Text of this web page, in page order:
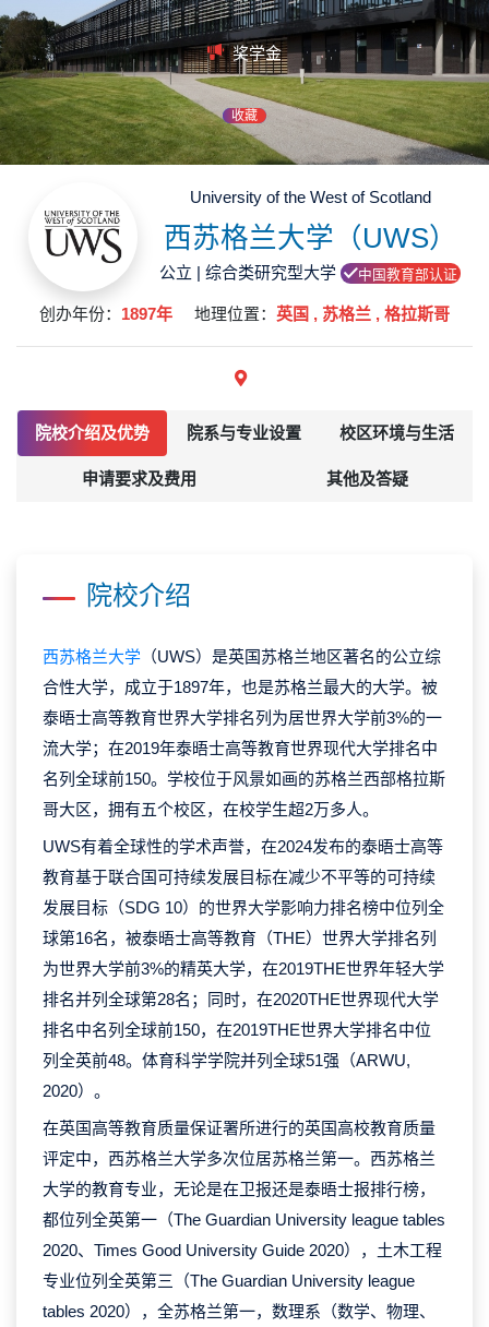
奖学金
收藏
University of the West of Scotland
西苏格兰大学（UWS）
公立 | 综合类研究型大学 中国教育部认证
创办年份： 1897年 地理位置： 英国 , 苏格兰 , ‌格拉斯哥
院校介绍及优势 院系与专业设置 校区环境与生活
申请要求及费用 其他及答疑
院校介绍
西苏格兰大学 （UWS）是英国苏格兰地区著名的公立综
合性大学，成立于1897年，也是苏格兰最大的大学。被
泰晤士高等教育世界大学排名列为居世界大学前3%的一
流大学；在2019年泰晤士高等教育世界现代大学排名中
名列全球前150。学校位于风景如画的苏格兰西部格拉斯
哥大区，拥有五个校区，在校学生超2万多人。
UWS有着全球性的学术声誉，在2024发布的泰晤士高等
教育基于联合国可持续发展目标在减少不平等的可持续
发展目标（SDG 10）的世界大学影响力排名榜中位列全
球第16名，被泰晤士高等教育（THE）世界大学排名列
为世界大学前3%的精英大学，在2019THE世界年轻大学
排名并列全球第28名；同时，在2020THE世界现代大学
排名中名列全球前150，在2019THE世界大学排名中位
列全英前48。体育科学学院并列全球51强（ARWU,
2020）。
在英国高等教育质量保证署所进行的英国高校教育质量
评定中，西苏格兰大学多次位居苏格兰第一。西苏格兰
大学的教育专业，无论是在卫报还是泰晤士报排行榜，
都位列全英第一（The Guardian University league tables
2020、Times Good University Guide 2020），土木工程
专业位列全英第三（The Guardian University league
tables 2020），全苏格兰第一，数理系（数学、物理、